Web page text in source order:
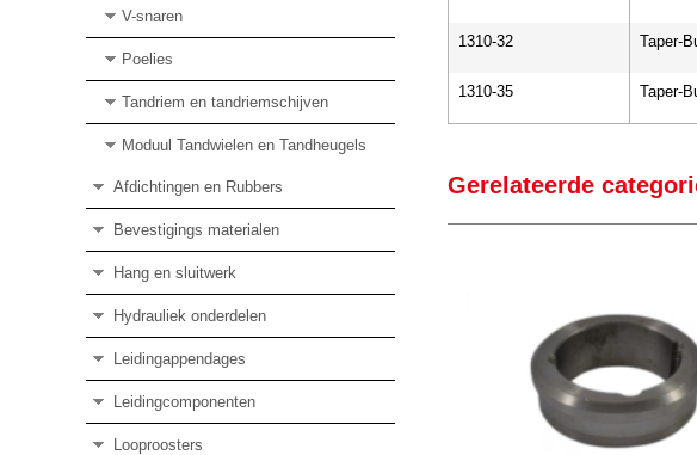
V-snaren
Poelies
Tandriem en tandriemschijven
Moduul Tandwielen en Tandheugels
Afdichtingen en Rubbers
Bevestigings materialen
Hang en sluitwerk
Hydrauliek onderdelen
Leidingappendages
Leidingcomponenten
Looproosters
1310-32 Taper-
1310-35 Taper-
Gerelateerde